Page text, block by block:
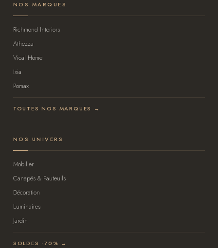
NOS MARQUES
Richmond Interiors
Athezza
Vical Home
Ixia
Pomax
TOUTES NOS MARQUES →
NOS UNIVERS
Mobilier
Canapés & Fauteuils
Décoration
Luminaires
Jardin
SOLDES -70% →